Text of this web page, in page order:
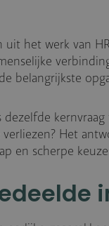
het werk van
belangrijkste
dezelfde
Het
en scherpe